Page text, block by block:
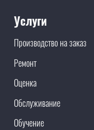
Услуги
Производство на заказ
Ремонт
Оценка
Обслуживание
Обучение